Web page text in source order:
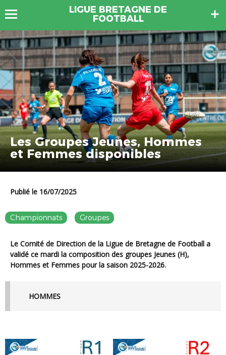
LIGUE BRETAGNE DE
FOOTBALL
Les Groupes Jeunes, Hommes
et Femmes disponibles
Publié le 16/07/2025
Championnats Groupes
Le Comité de Direction de la Ligue de Bretagne de Football a
validé ce mardi la composition des groupes Jeunes (H),
Hommes et Femmes pour la saison 2025-2026.
HOMMES